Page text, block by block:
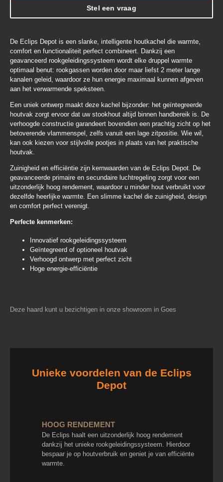
Stel een vraag
De Eclips Depot is een slanke, intelligente houtkachel die warmte,
comfort en functionaliteit perfect combineert. Dankzij een
geavanceerd rookgeleidingssysteem wordt elke druppel warmte
optimaal benut: rookgassen worden door maar liefst 2 meter lange
kanalen geleid, waardoor ze hun energie maximaal kunnen afgeven
aan het verwarmende speksteen.
Een uniek ontwerp maakt deze kachel bijzonder: het geïntegreerde
houtvak zorgt ervoor dat uw stookhout altijd binnen handbereik is. De
verhoogde constructie garandeert bovendien een prachtig zicht op het
betoverende vlammenspel, zelfs vanuit een lage zitpositie. Wie wil,
kan ook kiezen voor stijlvolle pootjes in plaats van het praktische
houtvak.
Zuinigheid en efficiëntie zijn kernwaarden van de Eclips Depot. De
geavanceerde primaire en secundaire luchtregeling zorgt voor een
uitzonderlijk hoog rendement, waardoor u minder hout verbruikt voor
dezelfde heerlijke warmte. Een slimme kachel die zuinigheid, design
en comfort perfect verenigt.
Perfecte kenmerken:
Innovatief rookgeleidingssysteem
Geïntegreerd of optioneel houtvak
Verhoogd ontwerp met perfect zicht
Hoge energie-efficiëntie
Deze haard kunt u bezichtigen in onze showroom in Goes
Unieke voordelen van de Eclips
Depot
HOOG RENDEMENT
De Eclips haalt een uitzonderlijk hoog rendement
dankzij het unieke rookgeleidingssysteem. Hierdoor
bespaar je op houtverbruik en geniet je van efficiënte
warmte.